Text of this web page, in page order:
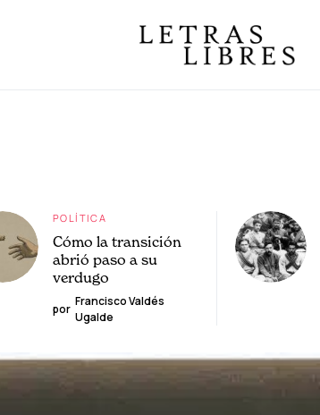
POLÍTICA
Cómo la transición
abrió paso a su
verdugo
por
Francisco Valdés
Ugalde